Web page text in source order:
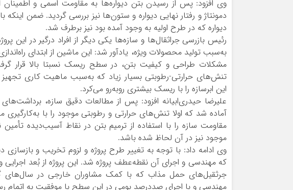
دمونتاژ و رفتار نهایی دیواره و ستون‌ها نیز بررسی گردید. ضمن
دیواره که در طرح اولیه به وجود آمده بود نیز برطرف شد.
به‌سبب تولید محصولات ویژه، یادآور شد: این ماشین از ابتدای
تنش‌های حرارتی-رطوبتی بسیار زیاد که به‌سبب ماهیت کاری تجهیز
این ابرسازه را با ریسک بیشتری روبه‌رو می‌کرد.
علیرضا حیدری‌ابیانه افزود: پس از مطالعات دقیق سازه،
آماده شد که اولا تنش‌های حرارتی و رطوبتی موجود را با
مقاومت سازه را با استفاده از ترمیم بتن در نقاط آسیب‌دیده
موجود نیز در آن لحاظ شده باشد.
وی ادامه داد: با توجه به تغییر طرح پروژه و لزوم تخریب و
که مهندسی و اجرای آن نقطه‌عطف پروژه شد. این پروژه از بُعد اجرایی
جرثقیل‌های حمل مذاب که با کمک مشاوران خارجی در سال‌های
مهندسی و با اجرای صددرصد بومی در این سطح با موفقیت به اتمام